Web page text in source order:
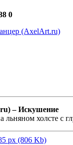
0
–Искушение
льняном холсте с
px (806 Kb)